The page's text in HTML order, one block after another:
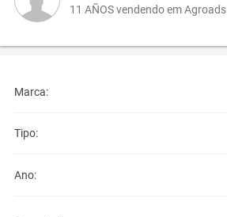
11 AÑOS vendendo em Agroads
Marca:
Tipo:
Ano: